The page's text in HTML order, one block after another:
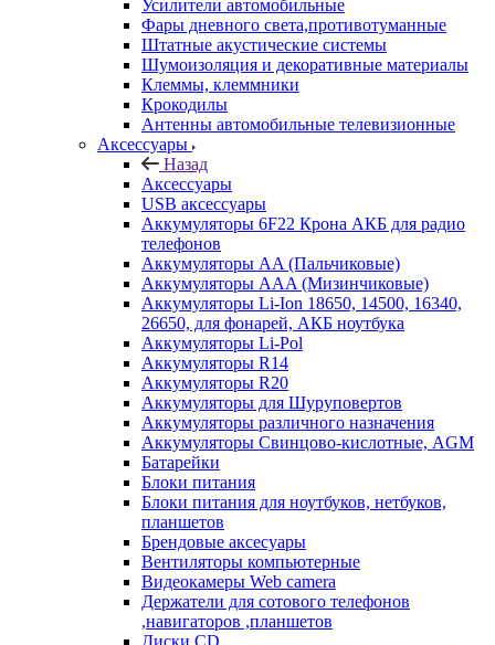
Усилители автомобильные
Фары дневного света,противотуманные
Штатные акустические системы
Шумоизоляция и декоративные материалы
Клеммы, клеммники
Крокодилы
Антенны автомобильные телевизионные
Аксессуары
Назад
Аксессуары
USB аксессуары
Аккумуляторы 6F22 Крона АКБ для радио
телефонов
Аккумуляторы AA (Пальчиковые)
Аккумуляторы AAA (Мизинчиковые)
Аккумуляторы Li-Ion 18650, 14500, 16340,
26650, для фонарей, АКБ ноутбука
Аккумуляторы Li-Pol
Аккумуляторы R14
Аккумуляторы R20
Аккумуляторы для Шуруповертов
Аккумуляторы различного назначения
Аккумуляторы Свинцово-кислотные, AGM
Батарейки
Блоки питания
Блоки питания для ноутбуков, нетбуков,
планшетов
Брендовые аксесуары
Вентиляторы компьютерные
Видеокамеры Web camera
Держатели для сотового телефонов
,навигаторов ,планшетов
Диски CD